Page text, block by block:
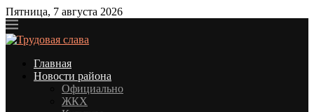
Пятница, 7 августа 2026
Главная
Новости района
Официально
ЖКХ